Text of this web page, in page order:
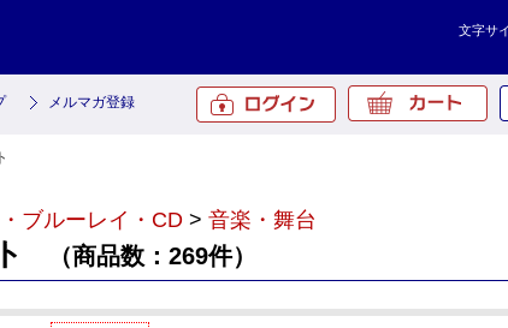
文字サ
メルマガ登録
ブルーレイ・CD > 音楽・舞台
（商品数：269件）